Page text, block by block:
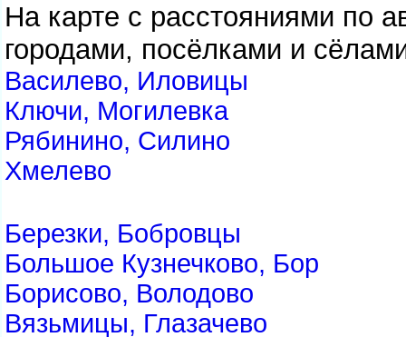
На карте с расстояниями по
городами, посёлками и
Василево, Иловицы
Ключи, Могилевка
Рябинино, Силино
Хмелево
Березки, Бобровцы
Большое Кузнечково, Бор
Борисово, Володово
Вязьмицы, Глазачево